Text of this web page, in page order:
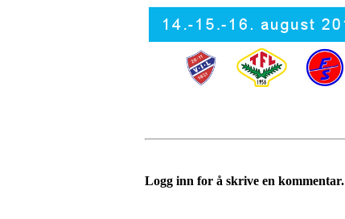
Logg inn for å skrive en kommentar.